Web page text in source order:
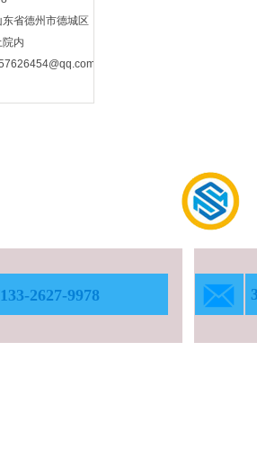
省德州市德城区
内
2627-9978